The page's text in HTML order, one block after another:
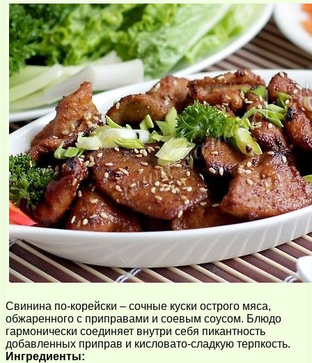
Свинина по-корейски – сочные куски острого мяса,
обжаренного с приправами и соевым соусом. Блюдо
гармонически соединяет внутри себя пикантность
добавленных приправ и кисловато-сладкую терпкость.
Ингредиенты: